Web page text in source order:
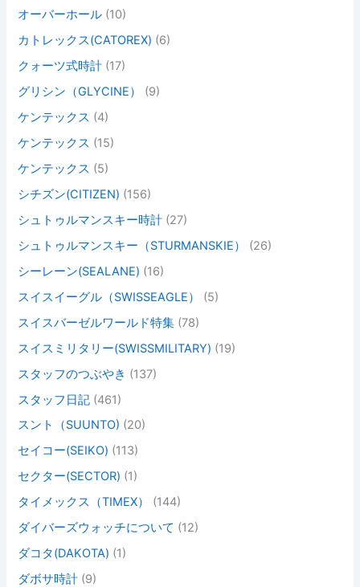
オーバーホール (10)
カトレックス(CATOREX) (6)
クォーツ式時計 (17)
グリシン（GLYCINE）
(9)
ケンテックス (4)
ケンテックス (15)
ケンテックス (5)
シチズン(CITIZEN) (156)
シュトゥルマンスキー時計 (27)
シュトゥルマンスキー（STURMANSKIE）
(26)
シーレーン(SEALANE) (16)
スイスイーグル（SWISSEAGLE）
(5)
スイスバーゼルワールド特集 (78)
スイスミリタリー(SWISSMILITARY) (19)
スタッフのつぶやき (137)
スタッフ日記 (461)
スント（SUUNTO) (20)
セイコー(SEIKO) (113)
セクター(SECTOR) (1)
タイメックス（TIMEX）
(144)
ダイバーズウォッチについて (12)
ダコタ(DAKOTA) (1)
ダボサ時計 (9)